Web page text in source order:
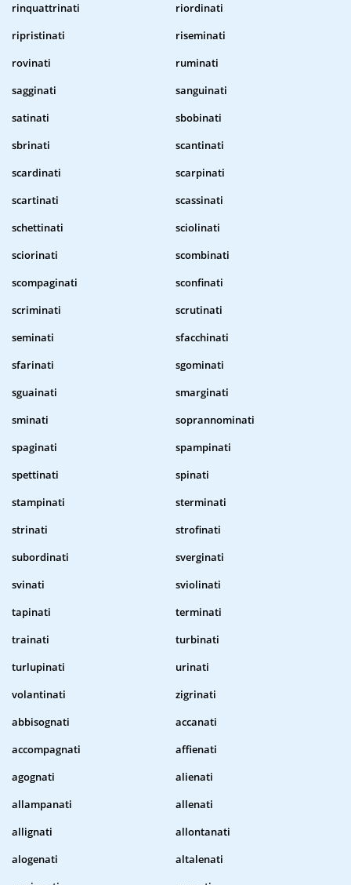
rinquattrinati
riordinati
ripristinati
riseminati
rovinati
ruminati
sagginati
sanguinati
satinati
sbobinati
sbrinati
scantinati
scardinati
scarpinati
scartinati
scassinati
schettinati
sciolinati
sciorinati
scombinati
scompaginati
sconfinati
scriminati
scrutinati
seminati
sfacchinati
sfarinati
sgominati
sguainati
smarginati
sminati
soprannominati
spaginati
spampinati
spettinati
spinati
stampinati
sterminati
strinati
strofinati
subordinati
sverginati
svinati
sviolinati
tapinati
terminati
trainati
turbinati
turlupinati
urinati
volantinati
zigrinati
abbisognati
accanati
accompagnati
affienati
agognati
alienati
allampanati
allenati
allignati
allontanati
alogenati
altalenati